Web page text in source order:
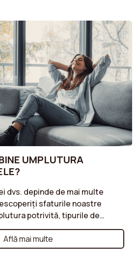
strălucitoare pentru un efect
naturale pentru o atmosferă
noastre pentru o
vă va pune în valoare spațiul
personalitatea.
UMPLUTURA
dvs. depinde de mai multe
sfaturile noastre
potrivită, tipurile de
cele mai potrivite pentru
o ședere mai moale sau mai
de un confort optim cu o
Află mai multe